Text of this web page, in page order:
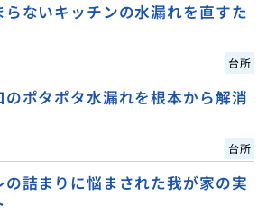
らないキッチンの水漏れを直すた
台所
のポタポタ水漏れを根本から解消
台所
詰まりに悩まされた我が家の実